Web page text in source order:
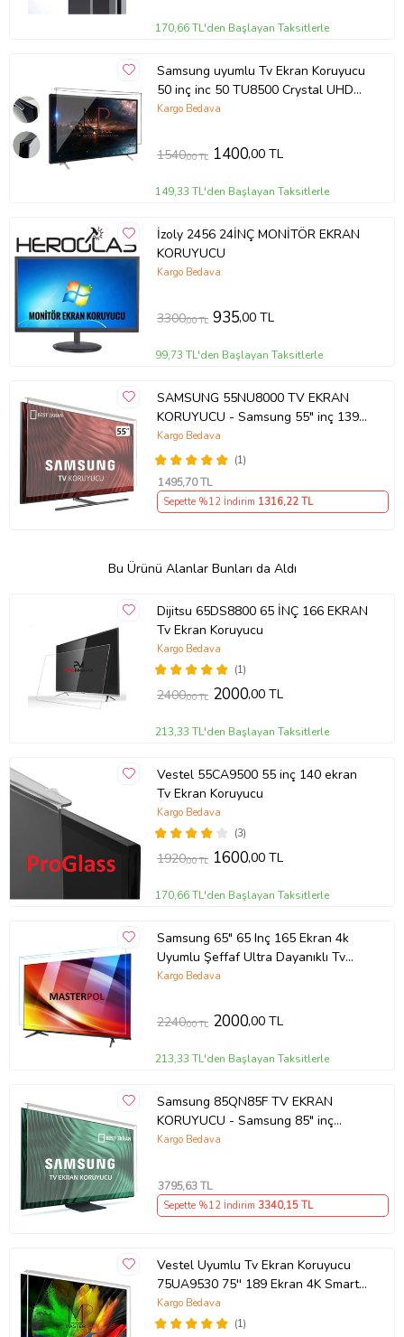
170,66 TL'den Başlayan Taksitlerle
Samsung uyumlu Tv Ekran Koruyucu
50 inç inc 50 TU8500 Crystal UHD
4K Smart TV
Kargo Bedava
1540,00 TL 1400,00 TL
149,33 TL'den Başlayan Taksitlerle
İzoly 2456 24İNÇ MONİTÖR EKRAN
KORUYUCU
Kargo Bedava
3300,00 TL 935,00 TL
99,73 TL'den Başlayan Taksitlerle
SAMSUNG 55NU8000 TV EKRAN
KORUYUCU - Samsung 55" inç 139
cm UE55NU8000TXTK Ekran
Koruyucu
(1)
Kargo Bedava
1495,70 TL
Sepette %12 İndirim 1316,22 TL
Bu Ürünü Alanlar Bunları da Aldı
Dijitsu 65DS8800 65 İNÇ 166 EKRAN
Tv Ekran Koruyucu
(1)
Kargo Bedava
2400,00 TL 2000,00 TL
213,33 TL'den Başlayan Taksitlerle
Vestel 55CA9500 55 inç 140 ekran
Tv Ekran Koruyucu
(3)
Kargo Bedava
1920,00 TL 1600,00 TL
170,66 TL'den Başlayan Taksitlerle
Samsung 65" 65 Inç 165 Ekran 4k
Uyumlu Şeffaf Ultra Dayanıklı Tv
Ekran KORUYUCU
Kargo Bedava
2240,00 TL 2000,00 TL
213,33 TL'den Başlayan Taksitlerle
Samsung 85QN85F TV EKRAN
KORUYUCU - Samsung 85" inç
214cm 216 Ekran Tv ekran Koruyucu
Kargo Bedava
3795,63 TL
Sepette %12 İndirim 3340,15 TL
Vestel Uyumlu Tv Ekran Koruyucu
75UA9530 75'' 189 Ekran 4K Smart
Android TV
(1)
Kargo Bedava